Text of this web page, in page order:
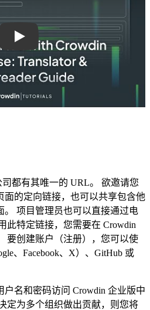
都有其唯一的 URL。 欲邀请您
面的定向链接，也可以共享包含他
。 项目管理员也可以直接通过电
此特定链接，您需要在 Crowdin
要创建账户（注册），您可以使
、Facebook、X）、GitHub 或
名和密码访问 Crowdin 企业版中
定为多个组织做出贡献，则您将